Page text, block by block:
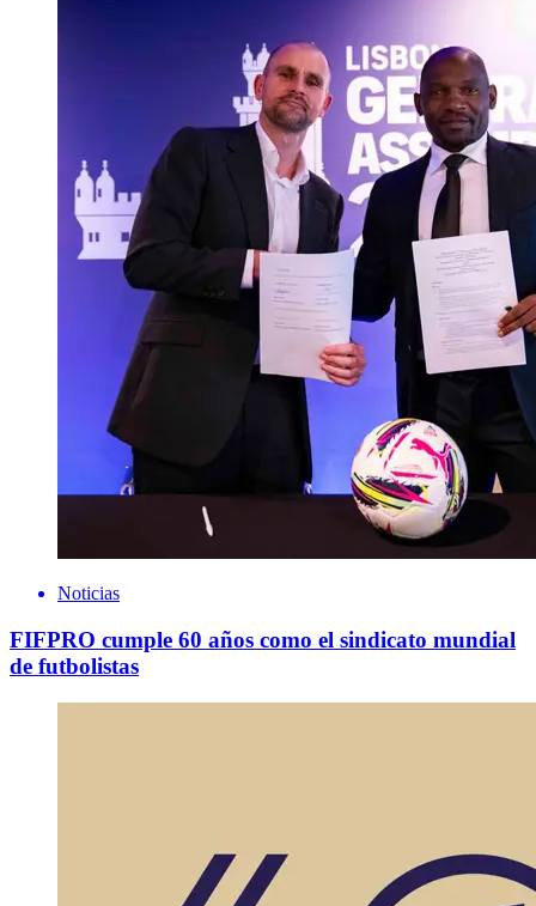
Noticias
FIFPRO cumple 60 años como el sindicato mundial
de futbolistas